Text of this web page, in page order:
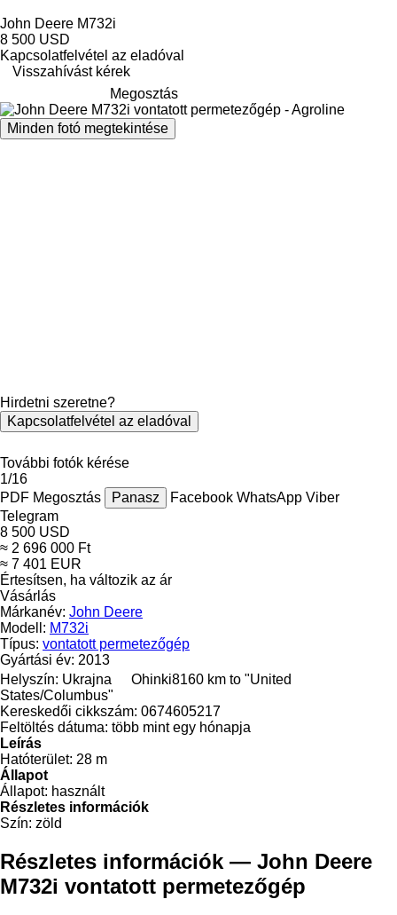
John Deere M732i
8 500 USD
Kapcsolatfelvétel az eladóval
Visszahívást kérek
Megosztás
Minden fotó megtekintése
Hirdetni szeretne?
Kapcsolatfelvétel az eladóval
További fotók kérése
1/16
PDF Megosztás Panasz Facebook WhatsApp Viber
Telegram
8 500 USD
≈ 2 696 000 Ft
≈ 7 401 EUR
Értesítsen, ha változik az ár
Vásárlás
Márkanév: John Deere
Modell: M732i
Típus: vontatott permetezőgép
Gyártási év: 2013
Helyszín: Ukrajna Ohinki8160 km to "United
States/Columbus"
Kereskedői cikkszám: 0674605217
Feltöltés dátuma: több mint egy hónapja
Leírás
Hatóterület: 28 m
Állapot
Állapot: használt
Részletes információk
Szín: zöld
Részletes információk — John Deere
M732i vontatott permetezőgép